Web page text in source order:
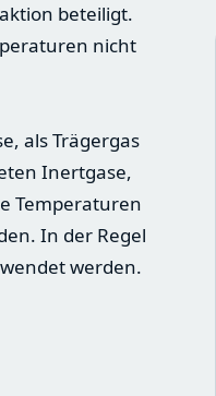
beteiligt.
nicht
als Trägergas
Inertgase,
Temperaturen
In der Regel
werden.